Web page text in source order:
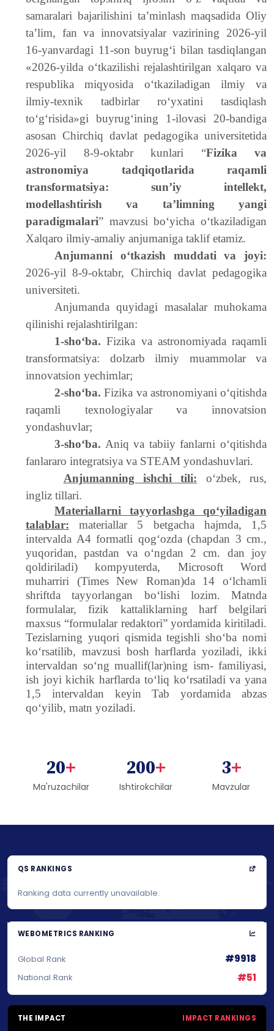
samaralari bajarilishini ta’minlash maqsadida Oliy
taʼlim, fan va innovatsiyalar vazirining 2026-yil
16-yanvardagi 11-son buyrugʻi bilan tasdiqlangan
«2026-yilda o‘tkazilishi rejalashtirilgan xalqaro va
respublika miqyosida o‘tkaziladigan ilmiy va
ilmiy-texnik tadbirlar ro‘yxatini tasdiqlash
to‘g‘risida»gi buyrug‘ining 1-ilovasi 20-bandiga
asosan Chirchiq davlat pedagogika universitetida
2026-yil 8-9-oktabr kunlari “Fizika va
astronomiya tadqiqotlarida raqamli
transformatsiya: sun’iy intellekt,
modellashtirish va ta’limning yangi
paradigmalari” mavzusi bo‘yicha o‘tkaziladigan
Xalqaro ilmiy-amaliy anjumaniga taklif etamiz.
Anjumanni oʻtkazish muddati va joyi:
2026-yil 8-9-oktabr, Chirchiq davlat pedagogika
universiteti.
Anjumanda quyidagi masalalar muhokama
qilinishi rejalashtirilgan:
1-sho‘ba. Fizika va astronomiyada raqamli
transformatsiya: dolzarb ilmiy muammolar va
innovatsion yechimlar;
2-sho‘ba. Fizika va astronomiyani o‘qitishda
raqamli texnologiyalar va innovatsion
yondashuvlar;
3-sho‘ba. Aniq va tabiiy fanlarni o‘qitishda
fanlararo integratsiya va STEAM yondashuvlari.
Anjumanning ishchi tili: oʻzbek, rus,
ingliz tillari.
Materiallarni tayyorlashga qoʻyiladigan
talablar: materiallar 5 betgacha hajmda, 1,5
intervalda A4 formatli qogʻozda (chapdan 3 cm.,
yuqoridan, pastdan va oʻngdan 2 cm. dan joy
qoldiriladi) kompyuterda, Microsoft Word
muharriri (Times New Roman)da 14 oʻlchamli
shriftda tayyorlangan boʻlishi lozim. Matnda
formulalar, fizik kattaliklarning harf belgilari
maxsus “formulalar redaktori” yordamida kiritiladi.
Tezislarning yuqori qismida tegishli shoʻba nomi
koʻrsatilib, mavzusi bosh harflarda yoziladi, ikki
intervaldan soʻng muallif(lar)ning ism- familiyasi,
ish joyi kichik harflarda toʻliq koʻrsatiladi va yana
1,5 intervaldan keyin Tab yordamida abzas
qoʻyilib, matn yoziladi.
20+
Ma'ruzachilar
200+
Ishtirokchilar
3+
Mavzular
QS RANKINGS
Ranking data currently unavailable.
WEBOMETRICS RANKING
Global Rank #9918
National Rank #51
THE IMPACT IMPACT RANKINGS